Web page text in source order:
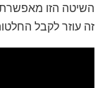
השיטה הזו
זה עוזר לקבל